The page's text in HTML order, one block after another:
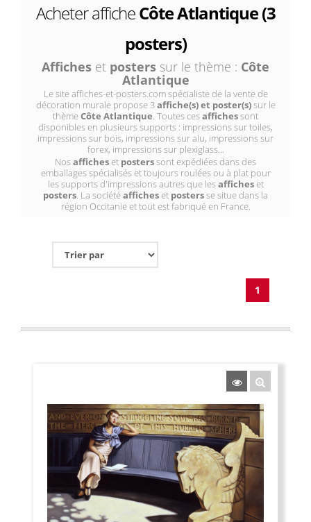
Acheter afficheCôte Atlantique (3
posters)
Affiches et posters sur le thème : Côte
Atlantique
Le site affiches-et-posters.com spécialiste de la vente de
décoration murale propose 3affiche(s) et poster(s)sur le
thèmeCôte Atlantique. Toutes cesaffichessont
disponibles en plusieurs supports : impressions sur toiles,
impressions sur bois, impressions sur alu, impressions sur
forex, impressions sur plexiglass...
Nosafficheset posterssont expédiées dans des
emballages spécialisés et toujours roulées ou à plat pour
les supports d'impressions autres que lesafficheset
posters. La sociétéafficheset postersse situe dans la
région Occitanie et tout est fabriqué en France.
1